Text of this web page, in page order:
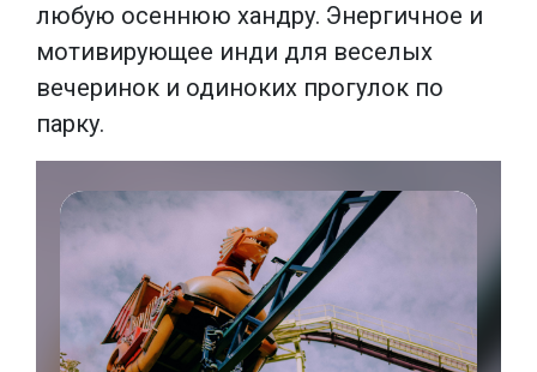
любую осеннюю хандру. Энергичное и
мотивирующее инди для веселых
вечеринок и одиноких прогулок по
парку.